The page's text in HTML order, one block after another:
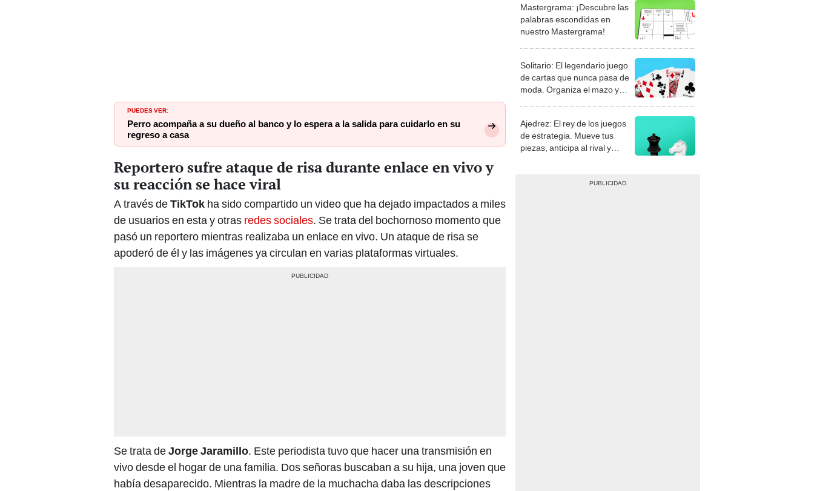
PUEDES VER:
Perro acompaña a su dueño al banco y lo espera a la salida para cuidarlo en su
regreso a casa
Reportero sufre ataque de risa durante enlace en vivo y
su reacción se hace viral
A través deTikTok ha sido compartido un video que ha dejado impactados a miles
de usuarios en esta y otras redes sociales. Se trata del bochornoso momento que
pasó un reportero mientras realizaba un enlace en vivo. Un ataque de risa se
apoderó de él y las imágenes ya circulan en varias plataformas virtuales.
Se trata deJorge Jaramillo. Este periodista tuvo que hacer una transmisión en
vivo desde el hogar de una familia. Dos señoras buscaban a su hija, una joven que
había desaparecido. Mientras la madre de la muchacha daba las descripciones
Mastergrama: ¡Descubre las
palabras escondidas en
nuestro Mastergrama!
Solitario: El legendario juego
de cartas que nunca pasa de
moda. Organiza el mazo y
Ajedrez: El rey de los juegos
de estrategia. Mueve tus
piezas, anticipa al rival y